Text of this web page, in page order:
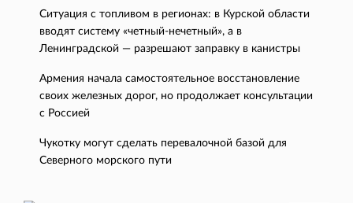
Ситуация с топливом в регионах: в Курской области
вводят систему «четный-нечетный», а в
Ленинградской — разрешают заправку в канистры
Армения начала самостоятельное восстановление
своих железных дорог, но продолжает консультации
с Россией
Чукотку могут сделать перевалочной базой для
Северного морского пути